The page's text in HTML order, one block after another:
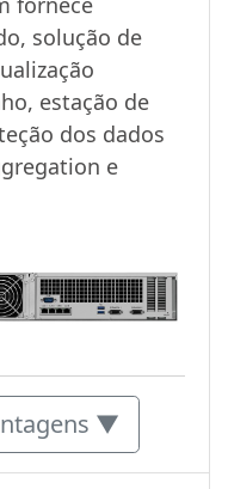
solução de
estação de
dos dados
e
▼